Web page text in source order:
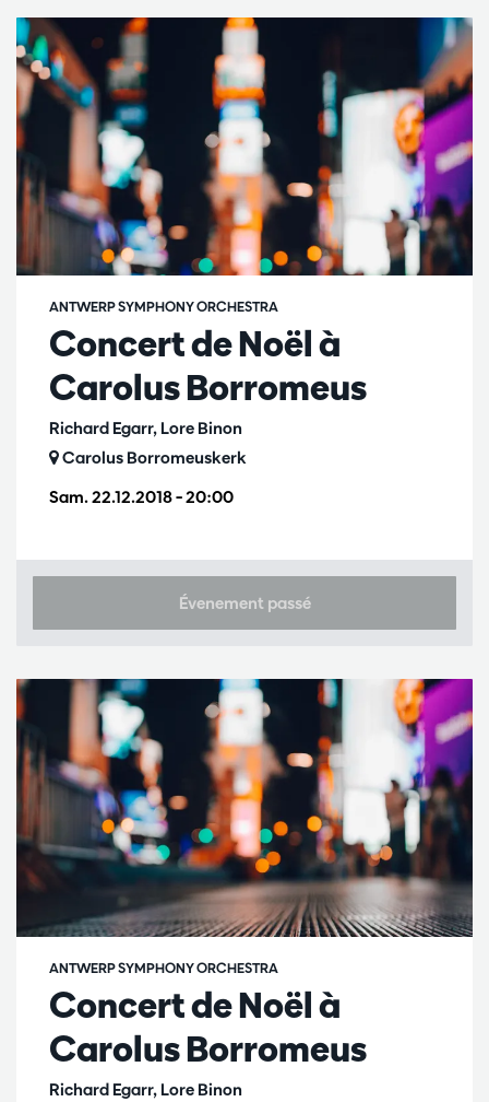
Concert de Noël à
Carolus Borromeus
Richard Egarr, Lore Binon
ANTWERP SYMPHONY ORCHESTRA
Sam. 22.12.2018– 20:00
Carolus Borromeuskerk
Évenement passé
Concert de Noël à
Carolus Borromeus
Richard Egarr, Lore Binon
ANTWERP SYMPHONY ORCHESTRA